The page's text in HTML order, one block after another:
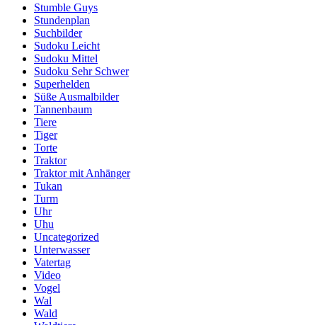
Stumble Guys
Stundenplan
Suchbilder
Sudoku Leicht
Sudoku Mittel
Sudoku Sehr Schwer
Superhelden
Süße Ausmalbilder
Tannenbaum
Tiere
Tiger
Torte
Traktor
Traktor mit Anhänger
Tukan
Turm
Uhr
Uhu
Uncategorized
Unterwasser
Vatertag
Video
Vogel
Wal
Wald